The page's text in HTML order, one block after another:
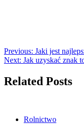
Previous: Jaki jest
Next: Jak uzyskać znak
Related Posts
Rolnictwo